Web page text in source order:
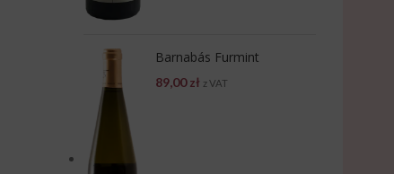
Barnabás Furmint
89,00zł z VAT